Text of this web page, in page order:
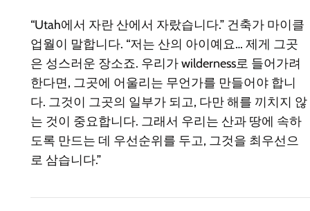
“Utah에서 자란 산에서 자랐습니다.” 건축가 마이클
업월이 말합니다. “저는 산의 아이예요… 제게 그곳
은 성스러운 장소죠. 우리가 wilderness로 들어가려
한다면, 그곳에 어울리는 무언가를 만들어야 합니
다. 그것이 그곳의 일부가 되고, 다만 해를 끼치지 않
는 것이 중요합니다. 그래서 우리는 산과 땅에 속하
도록 만드는 데 우선순위를 두고, 그것을 최우선으
로 삼습니다.”